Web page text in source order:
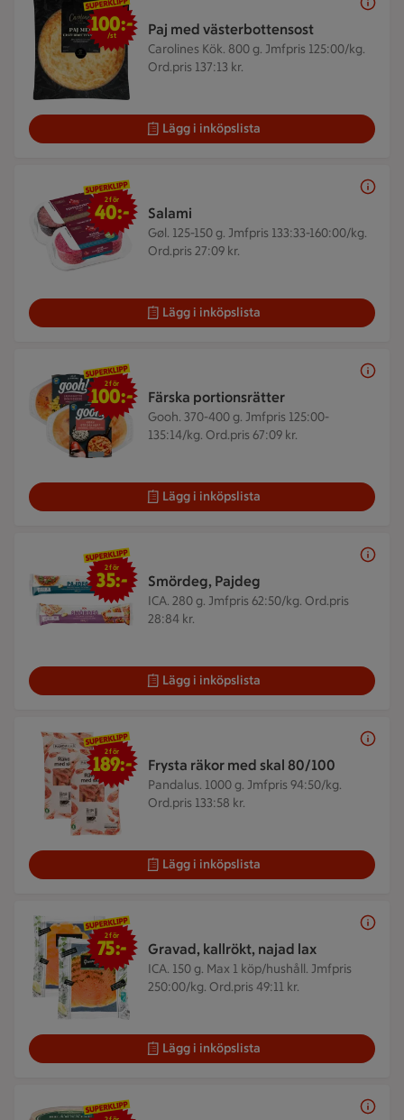
Paj med västerbottensost
Carolines Kök. 800 g. Jmfpris 125:00/kg.
Ord.pris 137:13 kr.
100 kr/st
100:-
/st
Lägg i inköpslista
Salami
Gøl. 125-150 g. Jmfpris 133:33-160:00/kg.
Ord.pris 27:09 kr.
2 för 40 kr
2 för
40:-
Lägg i inköpslista
Färska portionsrätter
Gooh. 370-400 g. Jmfpris 125:00-
135:14/kg. Ord.pris 67:09 kr.
2 för 100 kr
2 för
100:-
Lägg i inköpslista
Smördeg, Pajdeg
ICA. 280 g. Jmfpris 62:50/kg. Ord.pris
28:84 kr.
2 för 35 kr
2 för
35:-
Lägg i inköpslista
Frysta räkor med skal 80/100
Pandalus. 1000 g. Jmfpris 94:50/kg.
Ord.pris 133:58 kr.
2 för 189 kr
2 för
189:-
Lägg i inköpslista
Gravad, kallrökt, najad lax
ICA. 150 g. Max 1 köp/hushåll. Jmfpris
250:00/kg. Ord.pris 49:11 kr.
2 för 75 kr
2 för
75:-
Lägg i inköpslista
2 för 35 kr